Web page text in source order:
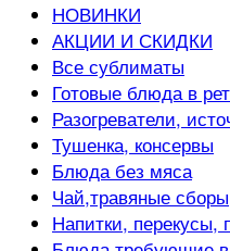
НОВИНКИ
АКЦИИ И СКИДКИ
Все сублиматы
Готовые блюда в
Разогреватели,
Тушенка, консервы
Блюда без мяса
Чай,травяные сборы
Напитки, перекусы,